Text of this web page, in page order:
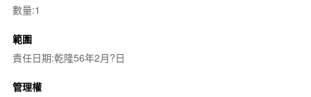
數量:1
範圍
責任日期:乾隆56年2月?日
管理權